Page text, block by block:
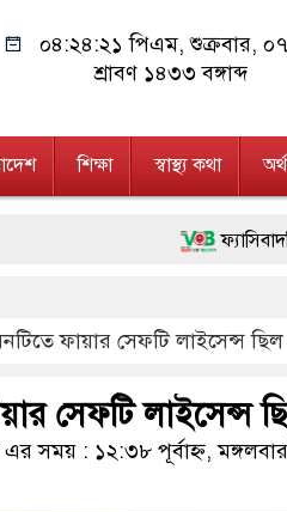
০৪:২৪:২২ পিএম, শুক্রবার,
শ্রাবণ ১৪৩৩ বঙ্গাব্দ
শিক্ষা স্বাস্থ্য কথা
ফ্যাসিবাদবিরোধী
জনগণ পরিবর্তন
২৮ লাখ টাকার জাল
নেতৃত্ব ও গণতন্ত্রের
অবৈধ বিদেশি
ফায়ার সেফটি লাইসেন্স ছিল
সেফটি লাইসেন্স
সময় : ১২:৩৮ পূর্বাহ্ন,